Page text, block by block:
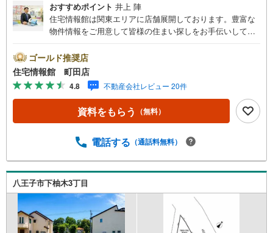
おすすめポイント 井上 陣
住宅情報館は関東エリアに店舗展開しております。豊富な
物件情報をご用意して皆様の住まい探しをお手伝いしてお
さい。【営業時間 10:00～19:00 火曜・水曜（祝日の場
合は営業いたします）】「資料請求」「内覧」のお問い合
わせは上記時間内ですとスムーズにご対応が可能です。ス
タッフ一同お客様のお問合せをお待ちしております。【住
宅ローン相談会】開催中無理のない住宅ローンの試算やご
購入の際にかかる諸費用の概算も行っております。しっか
気軽にご相談ください。お客様第一主義をモット-にお引越
実に努めさせて頂きます。住宅情報館にお越し頂けたら、
物件のご紹介だけではなく、お住まいの疑問、不安、お家
の事ならなんでもご相談いただけます。お客様の要望をお
伺いしながら誠心誠意、全力でサポートさせて頂きます。
お客様一人一人に合わせたライフプランのご提案をさせて
いただきます。お気軽にご相談ください。
ゴールド推奨店
住宅情報館 町田店
4.8 不動産会社レビュー 20件
資料をもらう （無料）
電話する （通話料無料）
八王子市下柚木3丁目